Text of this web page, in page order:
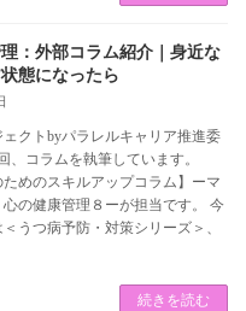
：外部コラム紹介｜身近な
態になったら
クトbyパラレルキャリア推進委
、コラムを執筆しています。
ためのスキルアップコラム】ーマ
の健康管理８ーが担当です。 今
うつ病予防・対策シリーズ＞、
続きを読む